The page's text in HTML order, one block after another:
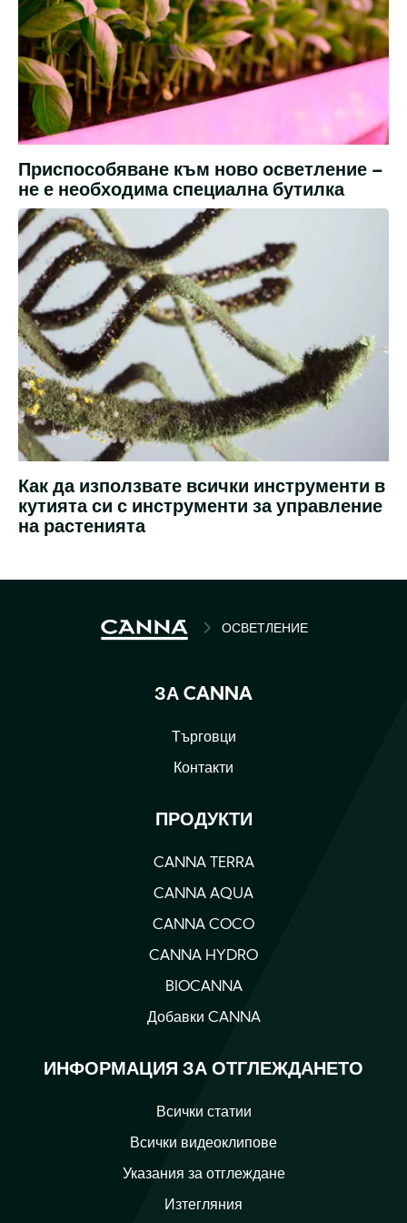
Преминаването
от
традиционно
HPS
осветление
към
LED
изисква
известни
корекции
Приспособяване към ново осветление –
не е необходима специална бутилка
От
хиляди
години
градинарите
Поливане,
pH
и
EC
Как да използвате всички инструменти в
кутията си с инструменти за управление
на растенията
BREADCRUMBОСВЕТЛЕНИЕ
ЗА CANNA
Търговци
Контакти
ПРОДУКТИ
CANNA TERRA
CANNA AQUA
CANNA COCO
CANNA HYDRO
BIOCANNA
Добавки CANNA
ИНФОРМАЦИЯ ЗА ОТГЛЕЖДАНЕТО
Всички статии
Всички видеоклипове
Указания за отглеждане
Изтегляния